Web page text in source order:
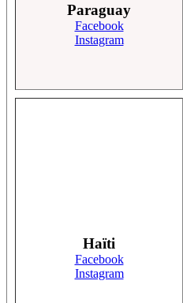
Paraguay
Facebook
Instagram
Haïti
Facebook
Instagram